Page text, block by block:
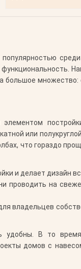
большое
или
что гораздо
и делает дизайн
на
владельцев
удобны. В то
домов с